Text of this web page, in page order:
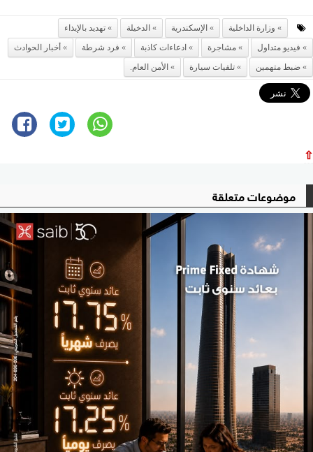
وزارة الداخلية الإسكندرية الدخيلة
تهديد بالإيذاء
فيديو متداول
مشاجرة ادعاءات كاذبة فرد شرطة
أخبار الحوادث
ضبط متهمين
تلفيات سيارة الأمن العام.
⇧
موضوعات متعلقة